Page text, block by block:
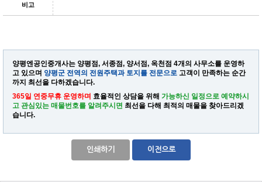
비고
양평엔공인중개사는 양평점, 서종점, 양서점, 옥천점 4개의 사무소를 운영하
고 있으며 양평군 전역의 전원주택과 토지를 전문으로 고객이 만족하는 순간
까지 최선을 다하겠습니다.
365일 연중무휴 운영하며 효율적인 상담을 위해 가능하신 일정으로 예약하시
고 관심있는 매물번호를 알려주시면 최선을 다해 최적의 매물을 찾아드리겠
습니다.
인쇄하기 이전으로